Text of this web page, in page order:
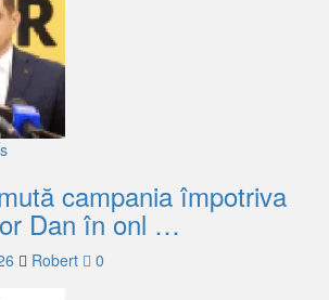
campania împotriva
Dan în onl …
Robert 0